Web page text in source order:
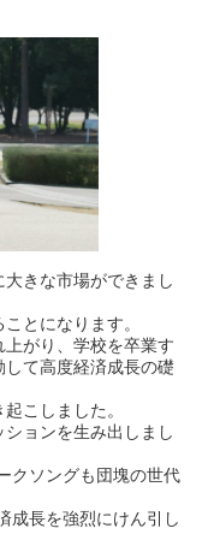
きな市場ができまし
とになります。
がり、学校を卒業す
て高度経済成長の礎
こしました。
ョンを生み出しまし
クソングも団塊の世代
成長を強烈にけん引し